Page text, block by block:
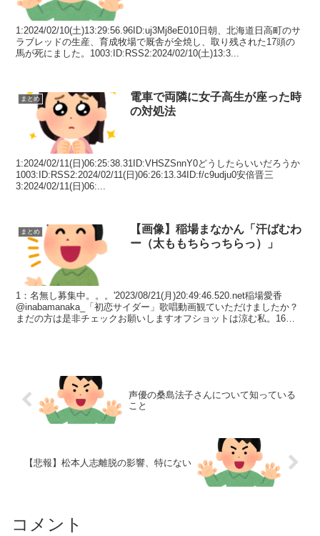
1:2024/02/10(土)13:29:56.96ID:uj3Mj8eE010日朝、北海道日高町のサ
ラブレッドの生産、育成牧場で厩舎が全焼し、取り残された17頭の
馬が死にました。1003:ID:RSS2:2024/02/10(土)13:3...
まとめ
電車で両隣に女子高生が座った時
の対処法
1:2024/02/11(日)06:25:38.31ID:VHSZSnnY0どうしたらいいだろうか
1003:ID:RSS2:2024/02/11(日)06:26:13.34ID:f/c9udju0安倍晋三
3:2024/02/11(日)06:...
まとめ
【画像】稲場まなかん「汗ばむわ
ー（太ももちらっちらっ）」
1：名無し募集中。。。'2023/08/21(月)20:49:46.520.net稲場愛香
@inabamanaka_「初恋サイダー」歌唱動画観ていただけましたか？
まだの方は是非チェックお願いしますオフショットは涼む私。16：
声優の桑島法子さんについて知っている
こと
【悲報】松本人志離脱の影響、特にない
コメント